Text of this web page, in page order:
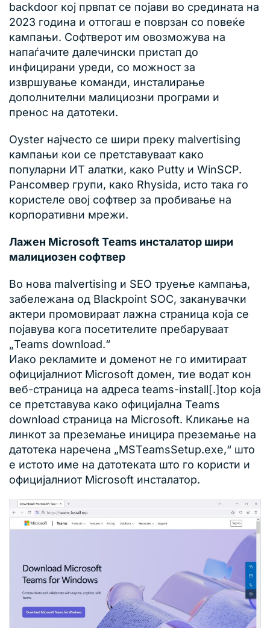
backdoor кој првпат се појави во средината на
2023 година и оттогаш е поврзан со повеќе
кампањи. Софтверот им овозможува на
напаѓачите далечински пристап до
инфицирани уреди, со можност за
извршување команди, инсталирање
дополнителни малициозни програми и
пренос на датотеки.
Oyster најчесто се шири преку malvertising
кампањи кои се претставуваат како
популарни ИТ алатки, како Putty и WinSCP.
Рансомвер групи, како Rhysida, исто така го
користеле овој софтвер за пробивање на
корпоративни мрежи.
Лажен Microsoft Teams инсталатор шири
малициозен софтвер
Во нова malvertising и SEO труење кампања,
забележана од Blackpoint SOC, заканувачки
актери промовираат лажна страница која се
појавува кога посетителите пребаруваат
„Teams download.“
Иако рекламите и доменот не го имитираат
официјалниот Microsoft домен, тие водат кон
веб-страница на адреса teams-install[.]top која
се претставува како официјална Teams
download страница на Microsoft. Кликање на
линкот за преземање иницира преземање на
датотека наречена „MSTeamsSetup.exe,“ што
е истото име на датотеката што го користи и
официјалниот Microsoft инсталатор.